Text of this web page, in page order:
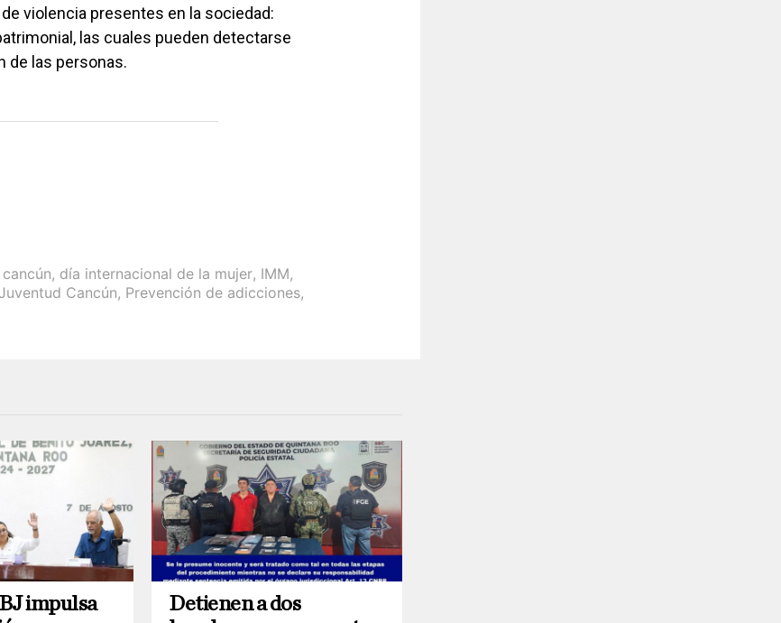
violencia presentes en la sociedad:
las cuales pueden detectarse
de las personas.
cancún, día internacional de la mujer, IMM,
Juventud Cancún, Prevención de adicciones,
impulsa
Detienen a dos